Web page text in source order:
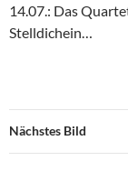
14.07.: Das
Stelldichein…
Nächstes Bild